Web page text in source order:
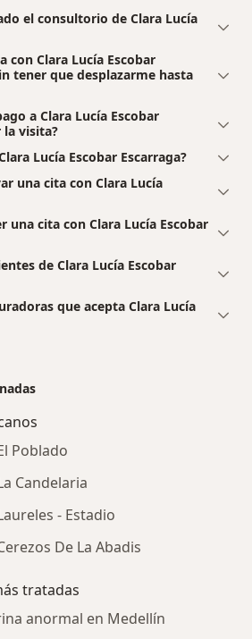
el consultorio de Clara Lucía
con Clara Lucía Escobar
tener que desplazarme hasta
a Clara Lucía Escobar
la visita?
Lucía Escobar Escarraga?
una cita con Clara Lucía
una cita con Clara Lucía Escobar
de Clara Lucía Escobar
que acepta Clara Lucía
Poblado
Candelaria
- Estadio
De La Abadis
tratadas
anormal en Medellín